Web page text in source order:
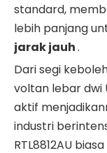
standard,
lebih panjang
jarak jauh.
Dari segi
voltan lebar dwi
aktif
industri
RTL8812AU